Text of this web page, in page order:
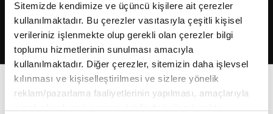
Sitemizde kendimize ve üçüncü kişilere ait çerezler
kullanılmaktadır. Bu çerezler vasıtasıyla çeşitli kişisel
verileriniz işlenmekte olup gerekli olan çerezler bilgi
toplumu hizmetlerinin sunulması amacıyla
kullanılmaktadır. Diğer çerezler, sitemizin daha işlevsel
kılınması ve kişiselleştirilmesi ve sizlere yönelik
reklam/pazarlama faaliyetlerinin yapılması, amaçlarıyla
2026Fikriyat. Tüm hakları saklıdır.